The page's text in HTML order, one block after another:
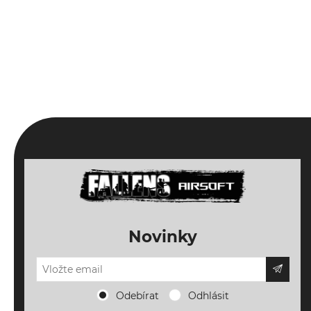
Novinky
Odebírat Odhlásit